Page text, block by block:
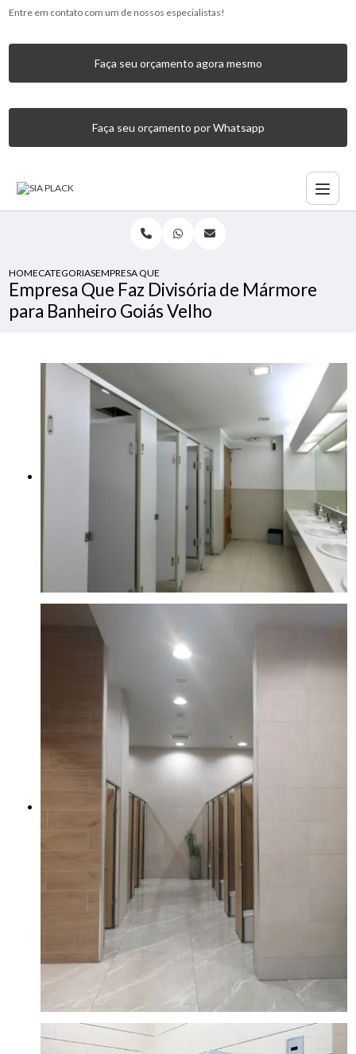
Entre em contato com um de nossos especialistas!
Faça seu orçamento agora mesmo
Faça seu orçamento por Whatsapp
HOMECATEGORIASEMPRESA QUE FAZ DIVISÓRIA DE MÁRMORE PARA
Empresa Que Faz Divisória de Mármore
para Banheiro Goiás Velho